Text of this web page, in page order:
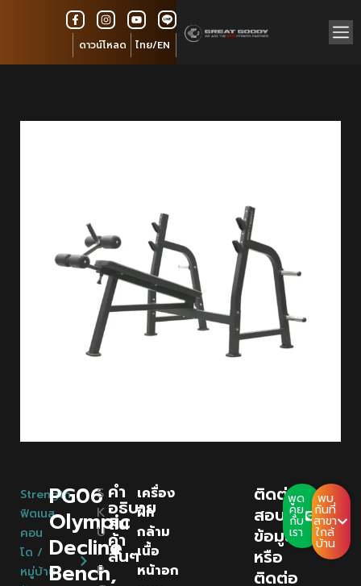
ดาวน์โหลด ไทย/EN
Strength,
ฟิตเนส
คอน
โด /
หมู่บ้าน
PG06
Olympic
Decline
Bench,
S
K
U
:
P
คํา
อธิบาย
สิน
ค้า
สั้นๆ
เครื่อง
ฝึก
กล้าม
เนื้อ
หน้าอก
ติดต่อ
สอบถาม
ข้อมูล
หรือ
ติดต่อ
พูด
คุย
กับ
เรา
พบ
กันที่
สาขา
ใกล้
บ้าน